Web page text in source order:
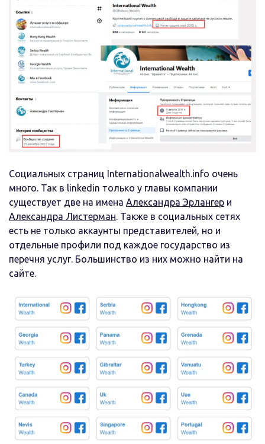
Социальных страниц Internationalwealth.info очень
много. Так в linkedin только у главы компании
существует две на имена Александра Эрлангер и
Александра Листерман. Также в социальных сетях
есть не только аккаунты представителей, но и
отдельные профили под каждое государство из
перечня услуг. Большинство из них можно найти на
сайте.